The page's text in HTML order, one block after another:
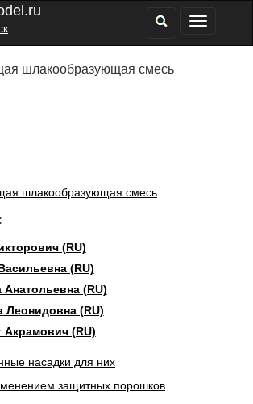
шлакообразующая смесь
(RU)
(RU)
(RU)
Леонидовна (RU)
Акрамович (RU)
насадки для них
защитных порошков